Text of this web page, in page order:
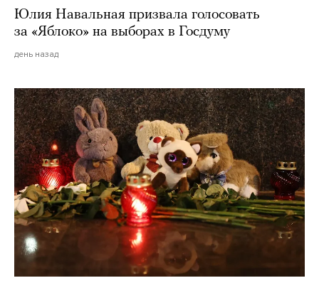
Юлия Навальная призвала голосовать
за «Яблоко» на выборах в Госдуму
день назад